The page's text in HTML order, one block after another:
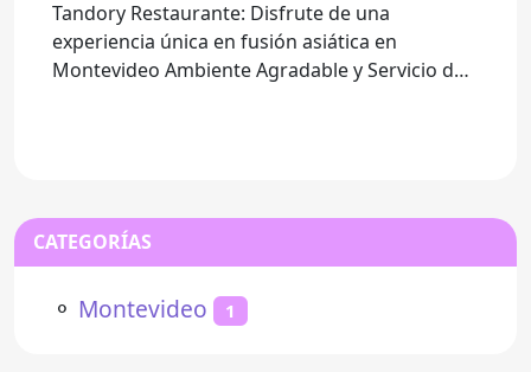
Tandory Restaurante: Disfrute de una
experiencia única en fusión asiática en
Montevideo Ambiente Agradable y Servicio de
CATEGORÍAS
⚬ Montevideo 1